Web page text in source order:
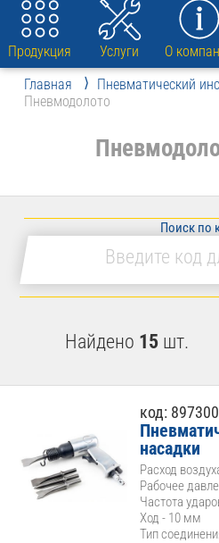
Продукция Услуги О
Главная
Пневматический
Пневмодолото
Поиск по
Найдено 15шт.
код:
насадки
Расход
Рабочее
Частота
Ход - 10 мм
Тип